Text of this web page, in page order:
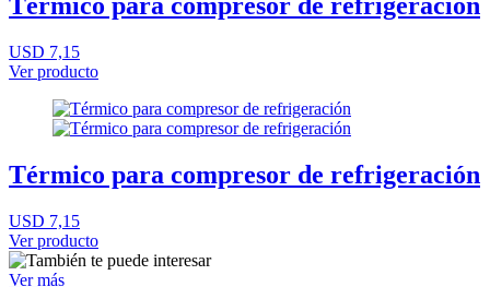
Térmico para compresor de refrigeración
USD 7,15
Ver producto
Térmico para compresor de refrigeración
USD 7,15
Ver producto
Ver más